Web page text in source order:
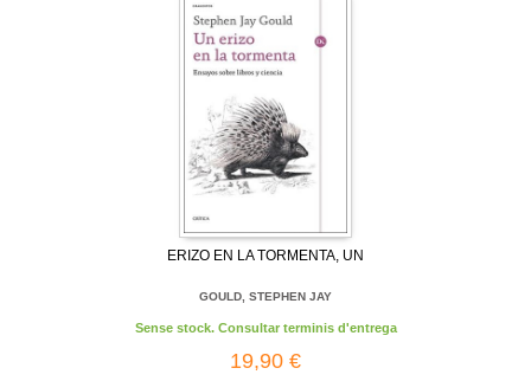
ERIZO EN LA TORMENTA, UN
GOULD, STEPHEN JAY
Sense stock. Consultar terminis d'entrega
19,90 €